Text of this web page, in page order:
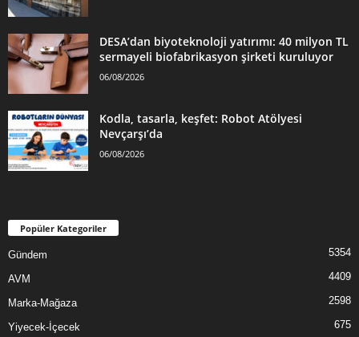
DESA’dan biyoteknoloji yatırımı: 40 milyon TL
sermayeli biofabrikasyon şirketi kuruluyor
06/08/2026
Kodla, tasarla, keşfet: Robot Atölyesi
Nevçarşı’da
06/08/2026
Popüler Kategoriler
Gündem 5354
AVM 4409
Marka-Mağaza 2598
Yiyecek-İçecek 675